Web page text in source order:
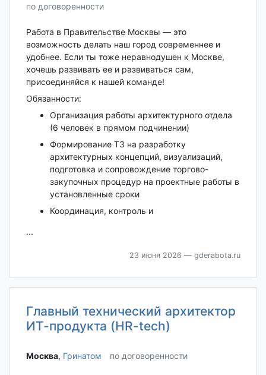
по договоренности
Работа в Правительстве Москвы — это
возможность делать наш город современнее и
удобнее. Если ты тоже неравнодушен к Москве,
хочешь развивать ее и развиваться сам,
присоединяйся к нашей команде!
Обязанности:
Организация работы архитектурного отдела
(6 человек в прямом подчинении)
Формирование ТЗ на разработку
архитектурных концепций, визуализаций,
подготовка и сопровождение торгово-
закупочных процедур на проектные работы в
установленные сроки
Координация, контроль и
...
23 июня 2026 — gderabota.ru
Главный технический архитектор
ИТ-продукта (HR-tech)
Москва‎, Гринатом по договоренности